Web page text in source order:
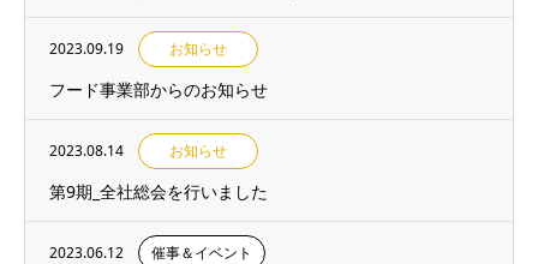
2023.09.19 お知らせ
フード事業部からのお知らせ
2023.08.14 お知らせ
第9期_全社総会を行いました
2023.06.12 催事＆イベント